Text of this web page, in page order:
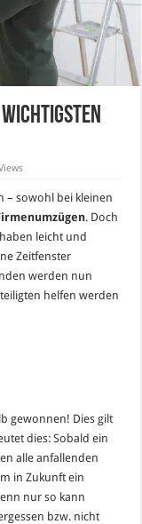
wichtigsten
– sowohl bei kleinen
. Doch
leicht und
Zeitfenster
werden nun
helfen werden
gewonnen! Dies gilt
dies: Sobald ein
alle anfallenden
in Zukunft ein
nur so kann
bzw. nicht